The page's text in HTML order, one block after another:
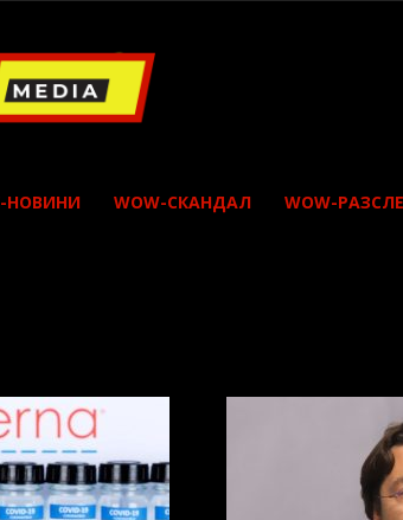
НОВИНИ WOW-СКАНДАЛ WOW-